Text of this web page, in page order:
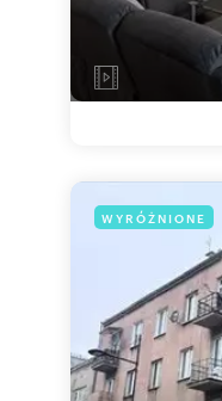
WYRÓŻNIONE